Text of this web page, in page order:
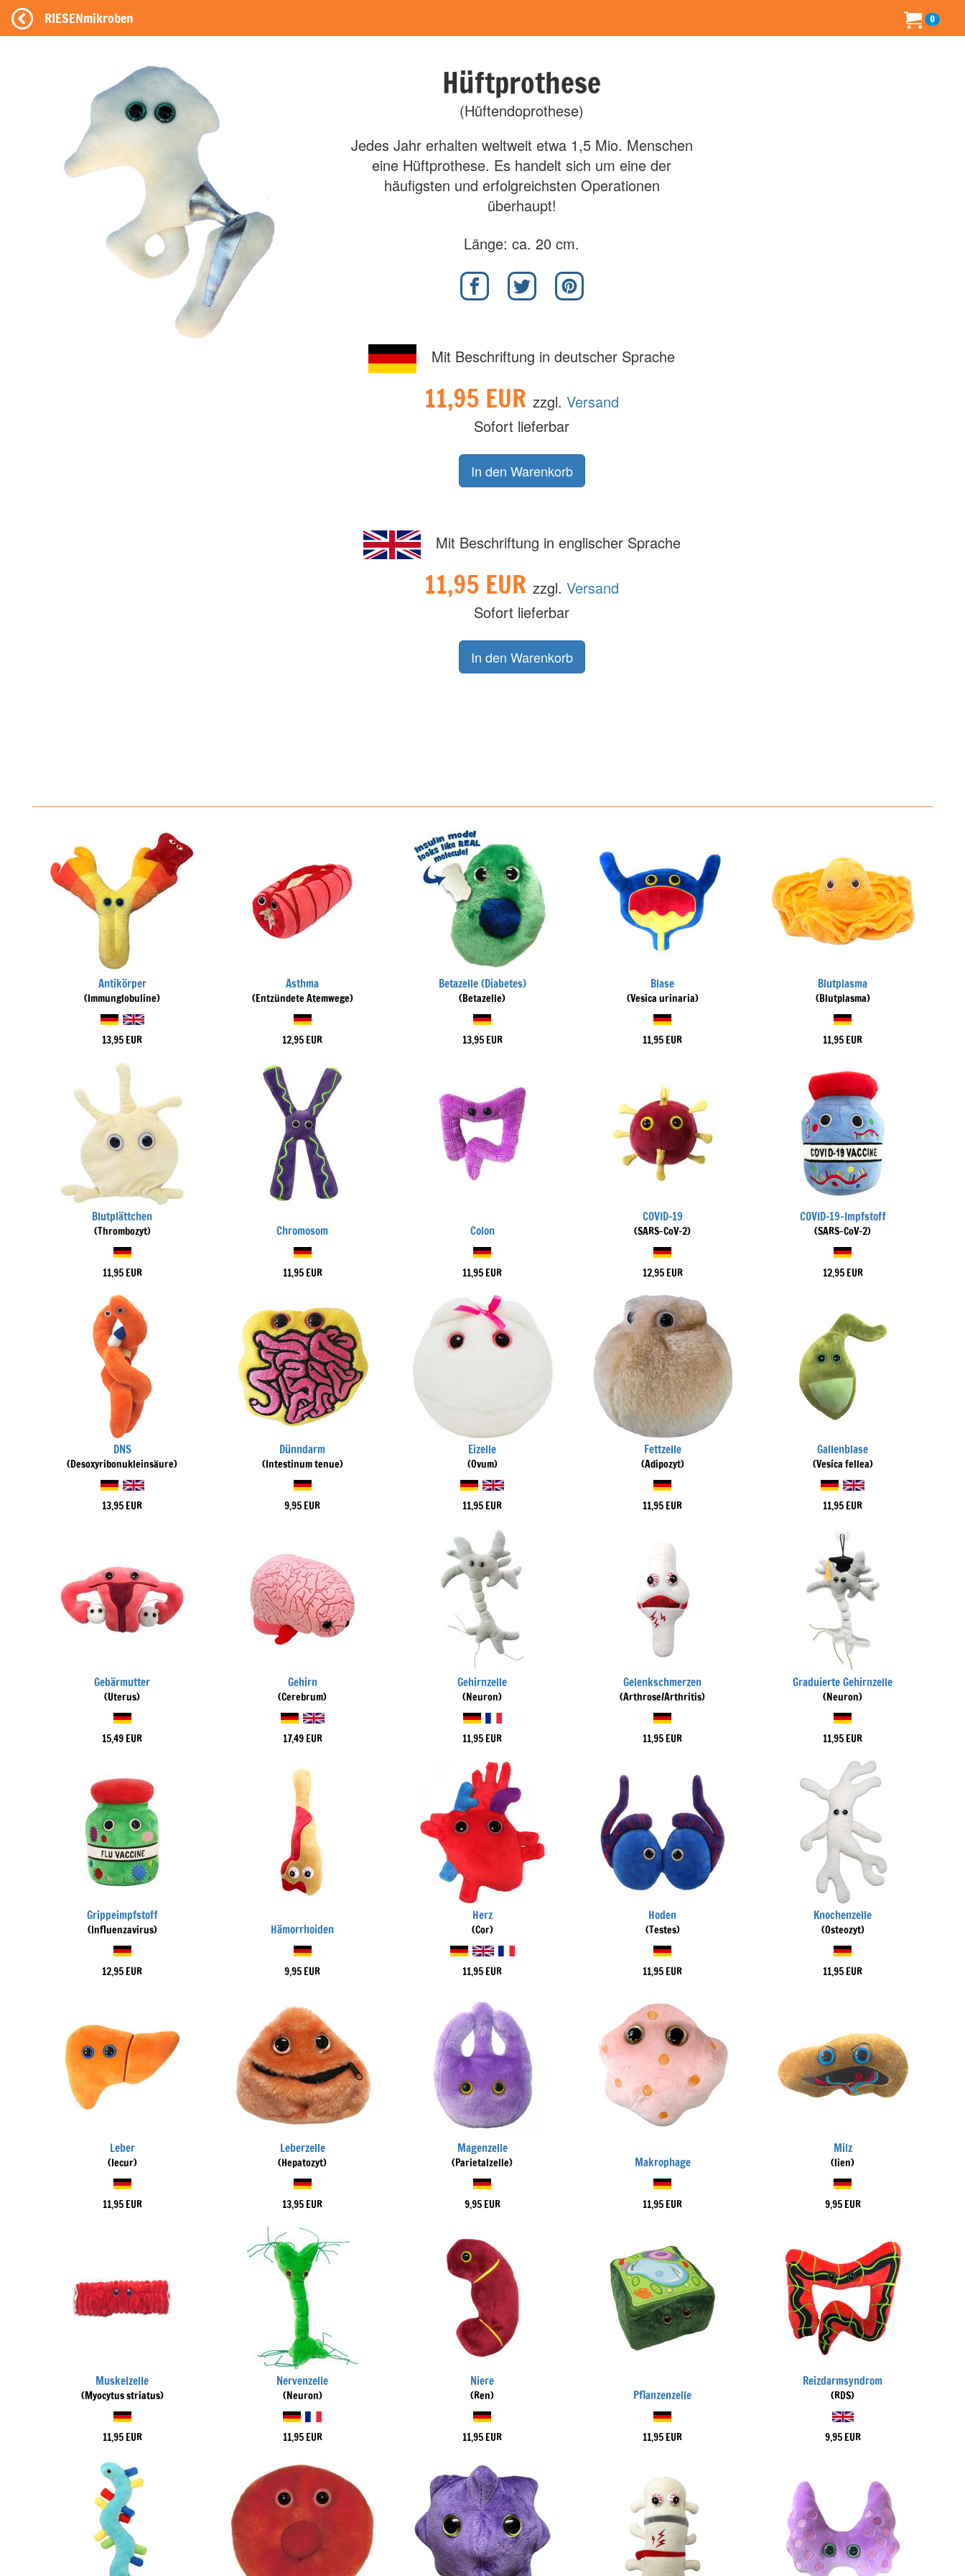
RIESENmikroben 0
Hüftprothese
(Hüftendoprothese)
Jedes Jahr erhalten weltweit etwa 1,5 Mio. Menschen
eine Hüftprothese. Es handelt sich um eine der
häufigsten und erfolgreichsten Operationen
überhaupt!
Länge: ca. 20 cm.
Mit Beschriftung in deutscher Sprache
11,95 EURzzgl.Versand
Sofort lieferbar
Mit Beschriftung in englischer Sprache
11,95 EURzzgl.Versand
Sofort lieferbar
Antikörper
(Immunglobuline)
13,95 EUR
Asthma
(Entzündete Atemwege)
12,95 EUR
Betazelle (Diabetes)
(Betazelle)
13,95 EUR
Blase
(Vesica urinaria)
11,95 EUR
Blutplasma
(Blutplasma)
11,95 EUR
Blutplättchen
(Thrombozyt)
11,95 EUR
Chromosom
11,95 EUR
Colon
11,95 EUR
COVID-19
(SARS-CoV-2)
12,95 EUR
COVID-19-Impfstoff
(SARS-CoV-2)
12,95 EUR
DNS
(Desoxyribonukleinsäure)
13,95 EUR
Dünndarm
(Intestinum tenue)
9,95 EUR
Eizelle
(Ovum)
11,95 EUR
Fettzelle
(Adipozyt)
11,95 EUR
Gallenblase
(Vesica fellea)
11,95 EUR
Gebärmutter
(Uterus)
15,49 EUR
Gehirn
(Cerebrum)
17,49 EUR
Gehirnzelle
(Neuron)
11,95 EUR
Gelenkschmerzen
(Arthrose/Arthritis)
11,95 EUR
Graduierte Gehirnzelle
(Neuron)
11,95 EUR
Grippeimpfstoff
(Influenzavirus)
12,95 EUR
Hämorrhoiden
9,95 EUR
Herz
(Cor)
11,95 EUR
Hoden
(Testes)
11,95 EUR
Knochenzelle
(Osteozyt)
11,95 EUR
Leber
(Iecur)
11,95 EUR
Leberzelle
(Hepatozyt)
13,95 EUR
Magenzelle
(Parietalzelle)
9,95 EUR
Makrophage
11,95 EUR
Milz
(lien)
9,95 EUR
Muskelzelle
(Myocytus striatus)
11,95 EUR
Nervenzelle
(Neuron)
11,95 EUR
Niere
(Ren)
11,95 EUR
Pflanzenzelle
11,95 EUR
Reizdarmsyndrom
(RDS)
9,95 EUR